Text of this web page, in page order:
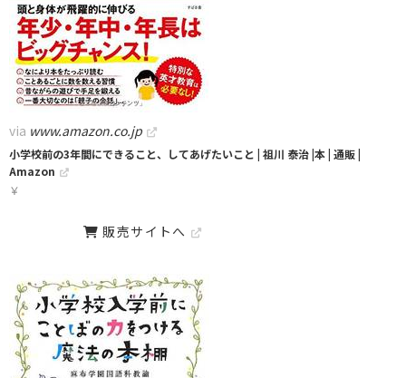
via www.amazon.co.jp
小学校前の3年間にできること、してあげたいこと | 祖川 泰治 |本 | 通販 |
Amazon
￥
販売サイトへ